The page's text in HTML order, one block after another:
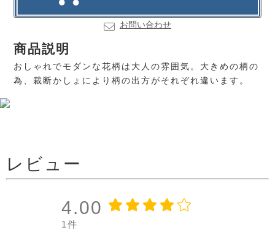
お問い合わせ
商品説明
おしゃれでモダンな花柄は大人の雰囲気。大きめの柄の
為、裁断かしょにより柄の出方がそれぞれ違います。
レビュー
4.00
1件